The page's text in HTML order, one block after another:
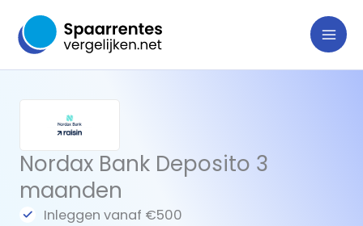
naar
inhoud
Nordax Bank Deposito 3
maanden
Inleggen vanaf €500